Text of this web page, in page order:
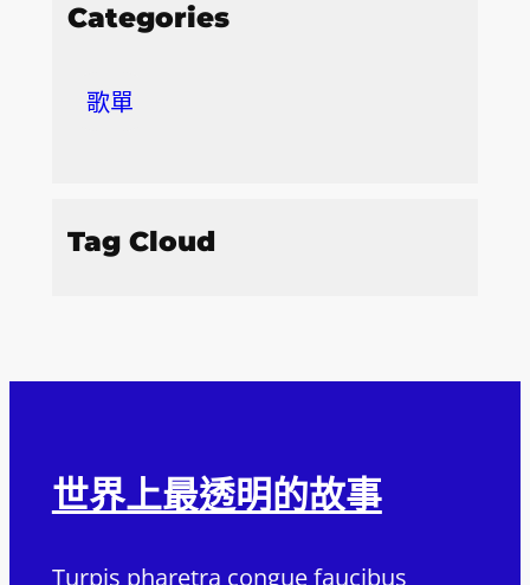
Categories
歌單
Tag Cloud
世界上最透明的故事
Turpis pharetra congue faucibus